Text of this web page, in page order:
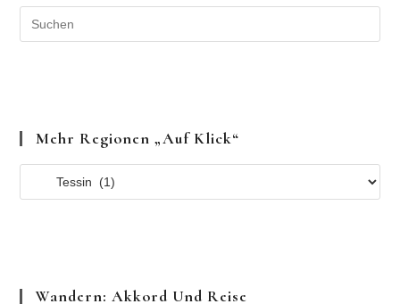
Mehr Regionen „auf Klick“
Wandern: Akkord Und Reise